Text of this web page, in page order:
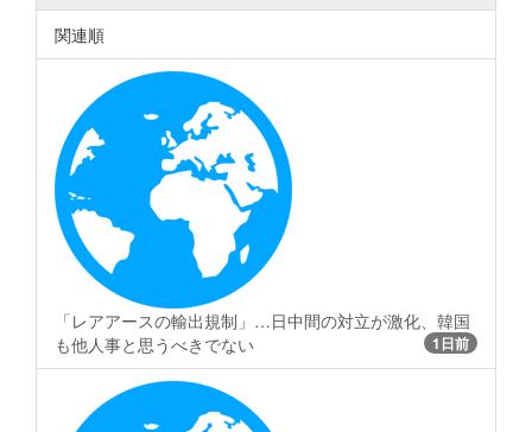
関連順
「レアアースの輸出規制」…日中間の対立が激化、韓国
も他人事と思うべきでない
1日前